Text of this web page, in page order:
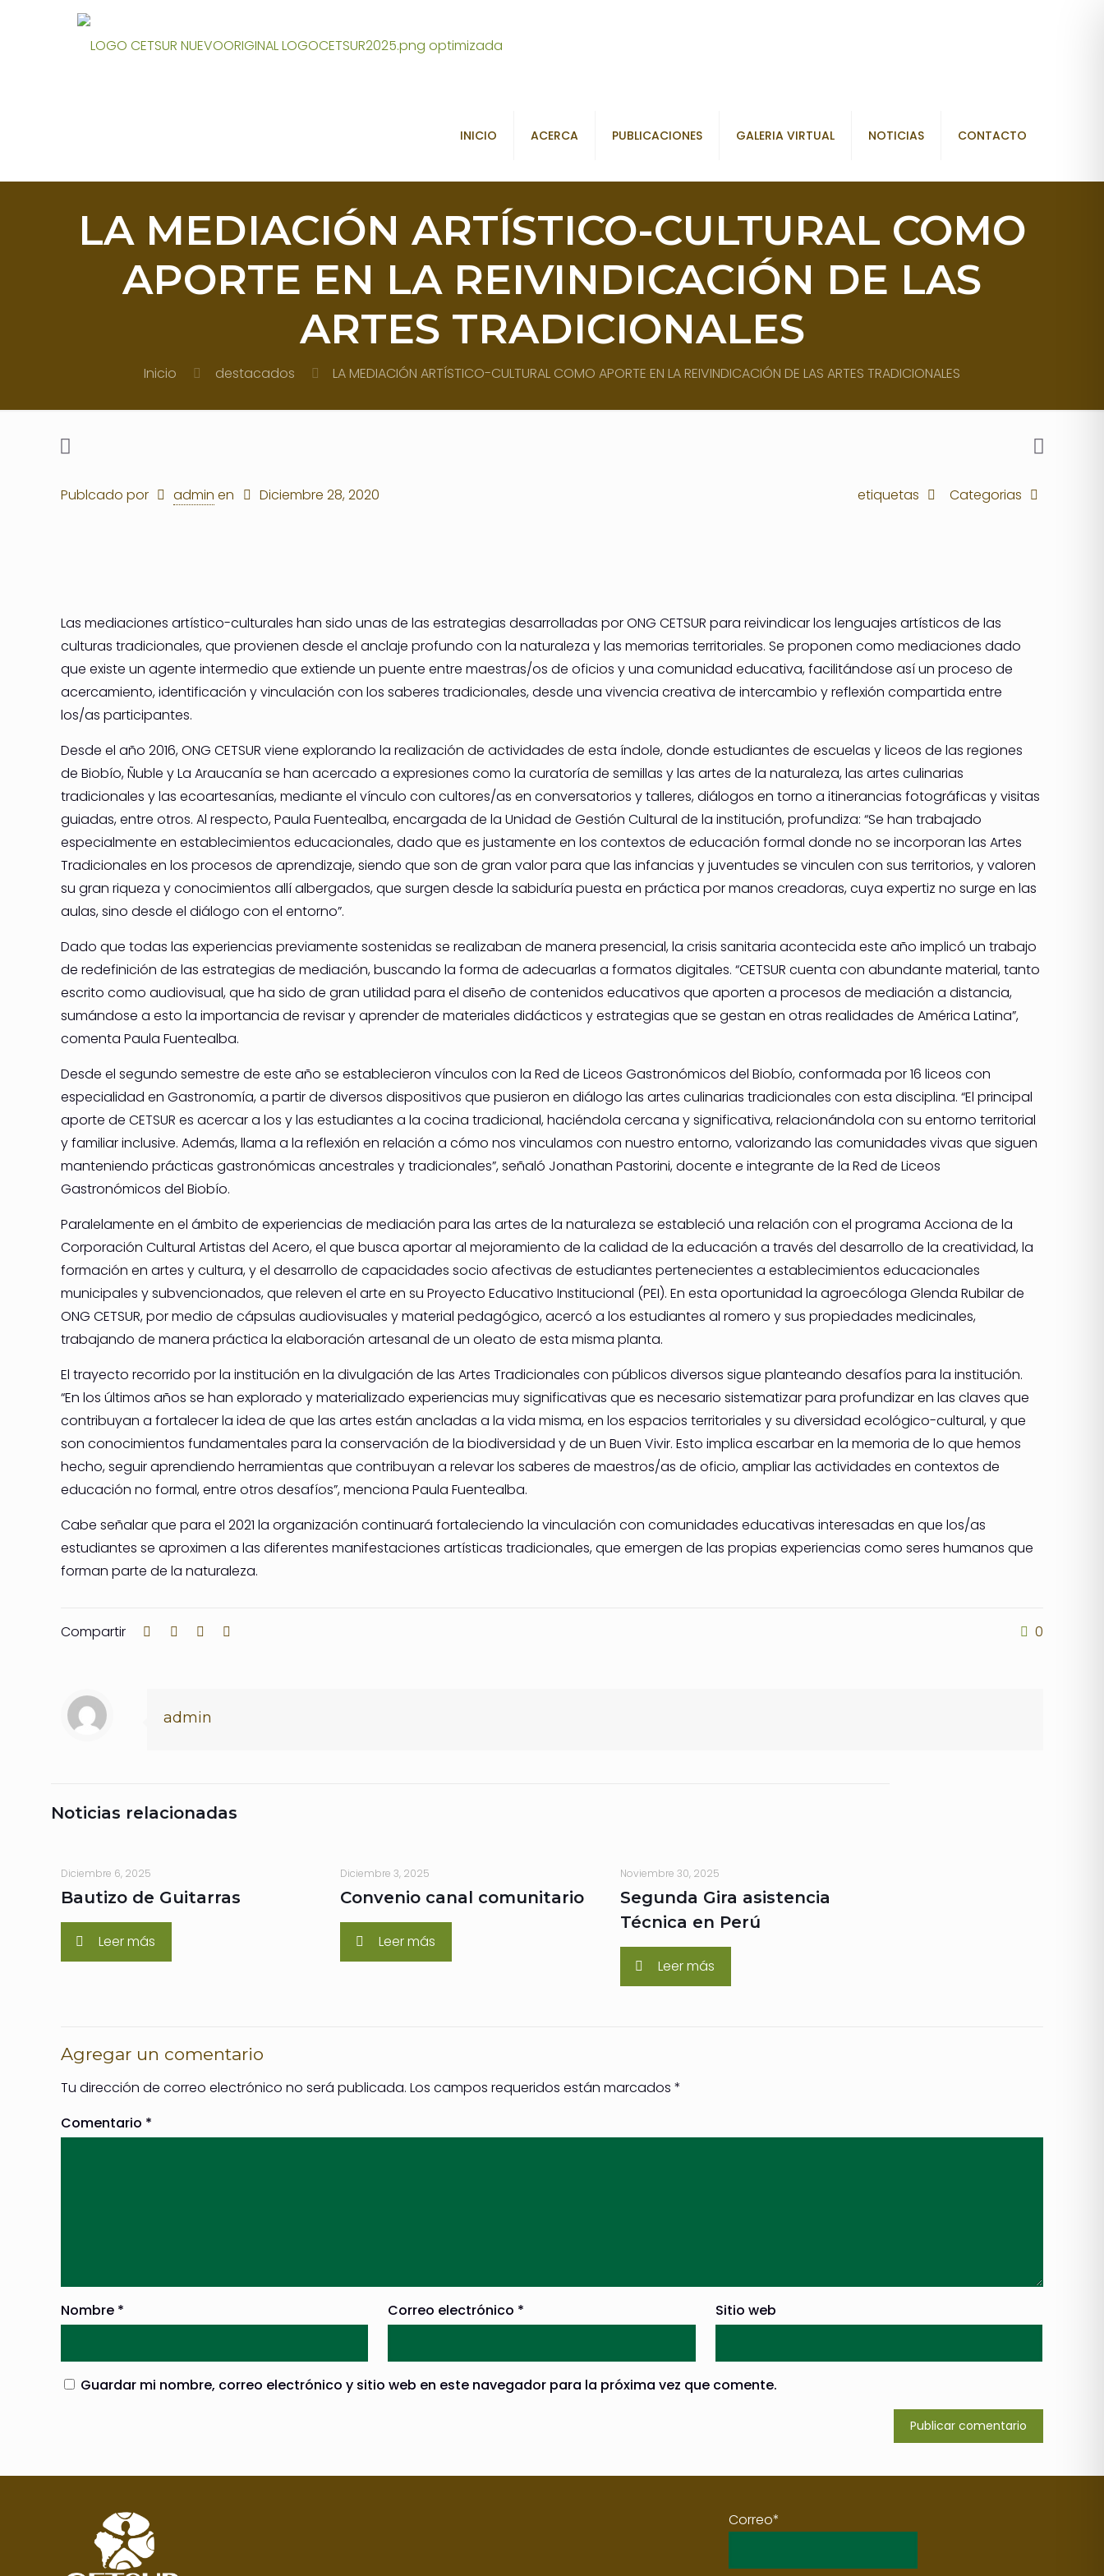
INICIO ACERCA PUBLICACIONES GALERIA VIRTUAL NOTICIAS CONTACTO
LA MEDIACIÓN ARTÍSTICO-CULTURAL COMO
APORTE EN LA REIVINDICACIÓN DE LAS
ARTES TRADICIONALES
Inicio destacados LA MEDIACIÓN ARTÍSTICO-CULTURAL COMO APORTE EN LA REIVINDICACIÓN DE LAS ARTES TRADICIONALES
Publcado por admin en Diciembre 28, 2020 Categorias
etiquetas
Las mediaciones artístico-culturales han sido unas de las estrategias desarrolladas por ONG CETSUR para reivindicar los lenguajes artísticos de las
culturas tradicionales, que provienen desde el anclaje profundo con la naturaleza y las memorias territoriales. Se proponen como mediaciones dado
que existe un agente intermedio que extiende un puente entre maestras/os de oficios y una comunidad educativa, facilitándose así un proceso de
acercamiento, identificación y vinculación con los saberes tradicionales, desde una vivencia creativa de intercambio y reflexión compartida entre
los/as participantes.
Desde el año 2016, ONG CETSUR viene explorando la realización de actividades de esta índole, donde estudiantes de escuelas y liceos de las regiones
de Biobío, Ñuble y La Araucanía se han acercado a expresiones como la curatoría de semillas y las artes de la naturaleza, las artes culinarias
tradicionales y las ecoartesanías, mediante el vínculo con cultores/as en conversatorios y talleres, diálogos en torno a itinerancias fotográficas y visitas
guiadas, entre otros. Al respecto, Paula Fuentealba, encargada de la Unidad de Gestión Cultural de la institución, profundiza: “Se han trabajado
especialmente en establecimientos educacionales, dado que es justamente en los contextos de educación formal donde no se incorporan las Artes
Tradicionales en los procesos de aprendizaje, siendo que son de gran valor para que las infancias y juventudes se vinculen con sus territorios, y valoren
su gran riqueza y conocimientos allí albergados, que surgen desde la sabiduría puesta en práctica por manos creadoras, cuya expertiz no surge en las
aulas, sino desde el diálogo con el entorno”.
Dado que todas las experiencias previamente sostenidas se realizaban de manera presencial, la crisis sanitaria acontecida este año implicó un trabajo
de redefinición de las estrategias de mediación, buscando la forma de adecuarlas a formatos digitales. “CETSUR cuenta con abundante material, tanto
escrito como audiovisual, que ha sido de gran utilidad para el diseño de contenidos educativos que aporten a procesos de mediación a distancia,
sumándose a esto la importancia de revisar y aprender de materiales didácticos y estrategias que se gestan en otras realidades de América Latina”,
comenta Paula Fuentealba.
Desde el segundo semestre de este año se establecieron vínculos con la Red de Liceos Gastronómicos del Biobío, conformada por 16 liceos con
especialidad en Gastronomía, a partir de diversos dispositivos que pusieron en diálogo las artes culinarias tradicionales con esta disciplina. “El principal
aporte de CETSUR es acercar a los y las estudiantes a la cocina tradicional, haciéndola cercana y significativa, relacionándola con su entorno territorial
y familiar inclusive. Además, llama a la reflexión en relación a cómo nos vinculamos con nuestro entorno, valorizando las comunidades vivas que siguen
manteniendo prácticas gastronómicas ancestrales y tradicionales”, señaló Jonathan Pastorini, docente e integrante de la Red de Liceos
Gastronómicos del Biobío.
Paralelamente en el ámbito de experiencias de mediación para las artes de la naturaleza se estableció una relación con el programa Acciona de la
Corporación Cultural Artistas del Acero, el que busca aportar al mejoramiento de la calidad de la educación a través del desarrollo de la creatividad, la
formación en artes y cultura, y el desarrollo de capacidades socio afectivas de estudiantes pertenecientes a establecimientos educacionales
municipales y subvencionados, que releven el arte en su Proyecto Educativo Institucional (PEI). En esta oportunidad la agroecóloga Glenda Rubilar de
ONG CETSUR, por medio de cápsulas audiovisuales y material pedagógico, acercó a los estudiantes al romero y sus propiedades medicinales,
trabajando de manera práctica la elaboración artesanal de un oleato de esta misma planta.
El trayecto recorrido por la institución en la divulgación de las Artes Tradicionales con públicos diversos sigue planteando desafíos para la institución.
“En los últimos años se han explorado y materializado experiencias muy significativas que es necesario sistematizar para profundizar en las claves que
contribuyan a fortalecer la idea de que las artes están ancladas a la vida misma, en los espacios territoriales y su diversidad ecológico-cultural, y que
son conocimientos fundamentales para la conservación de la biodiversidad y de un Buen Vivir. Esto implica escarbar en la memoria de lo que hemos
hecho, seguir aprendiendo herramientas que contribuyan a relevar los saberes de maestros/as de oficio, ampliar las actividades en contextos de
educación no formal, entre otros desafíos”, menciona Paula Fuentealba.
Cabe señalar que para el 2021 la organización continuará fortaleciendo la vinculación con comunidades educativas interesadas en que los/as
estudiantes se aproximen a las diferentes manifestaciones artísticas tradicionales, que emergen de las propias experiencias como seres humanos que
forman parte de la naturaleza.
Compartir 0
admin
Noticias relacionadas
Diciembre 6, 2025
Bautizo de Guitarras
Leer más
Diciembre 3, 2025
Convenio canal comunitario
Leer más
Noviembre 30, 2025
Segunda Gira asistencia
Técnica en Perú
Leer más
Agregar un comentario
Tu dirección de correo electrónico no será publicada. Los campos requeridos están marcados *
Comentario *
Nombre * Correo electrónico * Sitio web
Guardar mi nombre, correo electrónico y sitio web en este navegador para la próxima vez que comente.
Correo*